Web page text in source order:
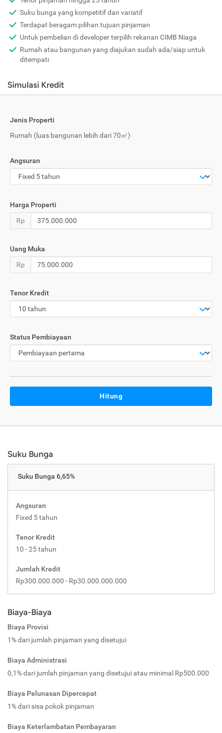
Suku bunga yang kompetitif dan variatif
Terdapat beragam pilihan tujuan pinjaman
Untuk pembelian di developer terpilih rekanan CIMB Niaga
Rumah atau bangunan yang diajukan sudah ada/siap untuk
ditempati
Simulasi Kredit
Jenis Properti
Rumah (luas bangunan lebih dari 70㎡)
Angsuran
Harga Properti
Rp
Uang Muka
Rp
Tenor Kredit
Status Pembiayaan
Hitung
Suku Bunga
Suku Bunga 6,65%
Angsuran
Fixed 5 tahun
Tenor Kredit
10 - 25 tahun
Jumlah Kredit
Rp300.000.000 - Rp30.000.000.000
Biaya-Biaya
Biaya Provisi
1% dari jumlah pinjaman yang disetujui
Biaya Administrasi
0,1% dari jumlah pinjaman yang disetujui atau minimal Rp500.000
Biaya Pelunasan Dipercepat
1% dari sisa pokok pinjaman
Biaya Keterlambatan Pembayaran